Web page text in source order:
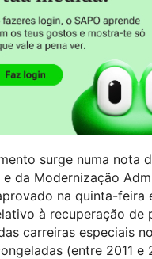
surge numa nota
e da Modernização
na quinta-feira
à recuperação de
carreiras especiais
(entre 2011 e